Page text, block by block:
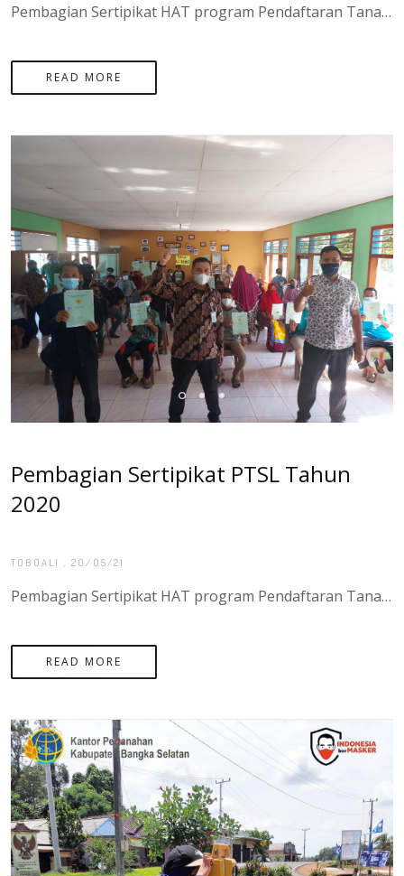
Pembagian Sertipikat HAT program Pendaftaran Tanah Sistematis Lengkap (PTSL) sebanyak 200 Sertipikat di desa Rindik Kecamatan Toboali, PROVINSI SUMATERA UTARA
READ MORE
Pembagian Sertipikat PTSL Tahun
2020
TOBOALI , 20/05/21
Pembagian Sertipikat HAT program Pendaftaran Tanah Sistematis Lengkap (PTSL) sebanyak 900 Sertipikat di desa Pasir Putih Kecamatan Sadai, PROVINSI SUMATERA UTARA.
READ MORE